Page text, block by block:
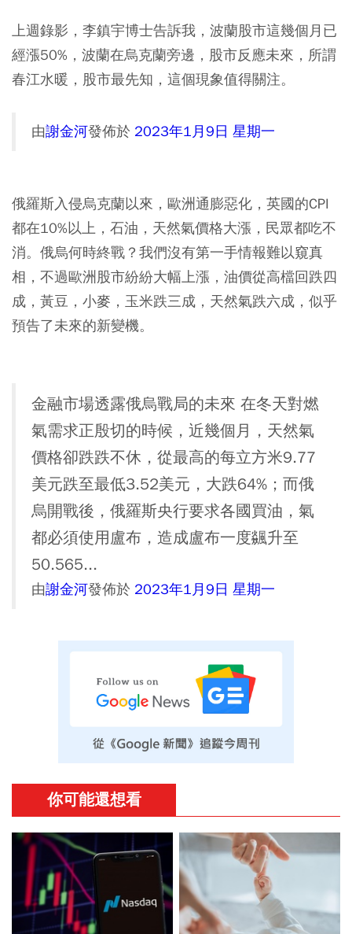
上週錄影，李鎮宇博士告訴我，波蘭股市這幾個月已
經漲50%，波蘭在烏克蘭旁邊，股市反應未來，所謂
春江水暖，股市最先知，這個現象值得關注。
由謝金河發佈於 2023年1月9日 星期一
俄羅斯入侵烏克蘭以來，歐洲通膨惡化，英國的CPI
都在10%以上，石油，天然氣價格大漲，民眾都吃不
消。俄烏何時終戰？我們沒有第一手情報難以窺真
相，不過歐洲股市紛紛大幅上漲，油價從高檔回跌四
成，黃豆，小麥，玉米跌三成，天然氣跌六成，似乎
預告了未來的新變機。
金融市場透露俄烏戰局的未來 在冬天對燃
氣需求正殷切的時候，近幾個月，天然氣
價格卻跌跌不休，從最高的每立方米9.77
美元跌至最低3.52美元，大跌64%；而俄
烏開戰後，俄羅斯央行要求各國買油，氣
都必須使用盧布，造成盧布一度飊升至
50.565...
由謝金河發佈於 2023年1月9日 星期一